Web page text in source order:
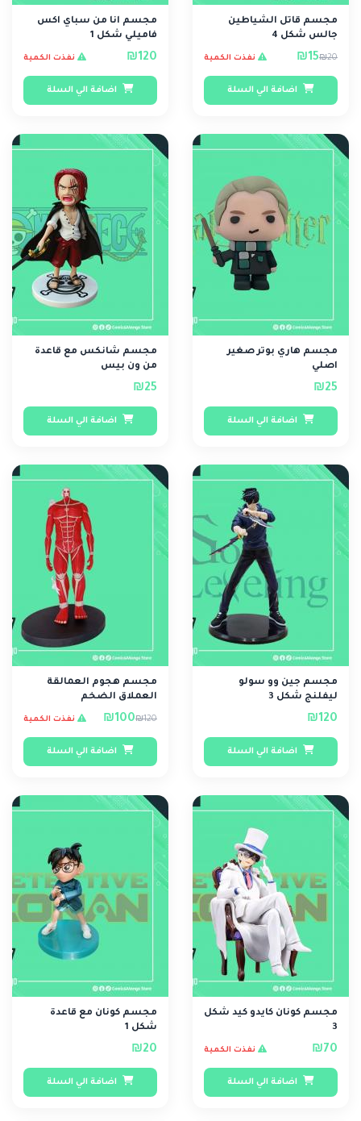
مجسم قاتل الشياطين
جالس شكل 4
₪20
₪15 نفذت الكمية
اضافة الي السلة
مجسم انا من سباي اكس
فاميلي شكل 1
₪120 نفذت الكمية
اضافة الي السلة
مجسم هاري بوتر صغير
اصلي
₪25
اضافة الي السلة
مجسم شانكس مع قاعدة
من ون بيس
₪25
اضافة الي السلة
مجسم جين وو سولو
ليفلنج شكل 3
₪120
اضافة الي السلة
مجسم هجوم العمالقة
العملاق الضخم
₪120
₪100 نفذت الكمية
اضافة الي السلة
مجسم كونان كايدو كيد شكل
3
₪70 نفذت الكمية
اضافة الي السلة
مجسم كونان مع قاعدة
شكل 1
₪20
اضافة الي السلة